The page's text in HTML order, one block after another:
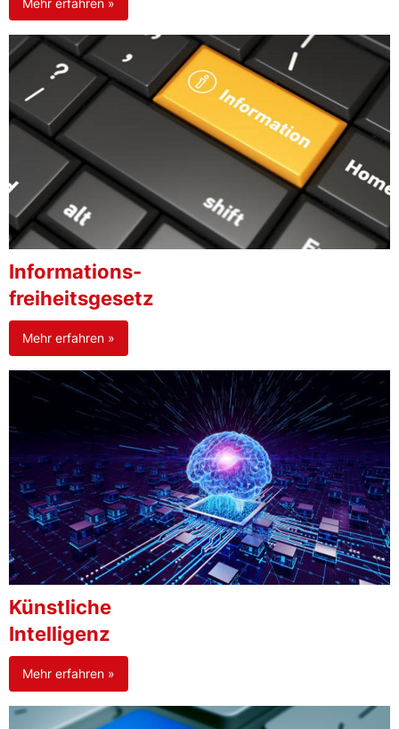
Informations-
freiheitsgesetz
Mehr erfahren »
Künstliche
Intelligenz
Mehr erfahren »